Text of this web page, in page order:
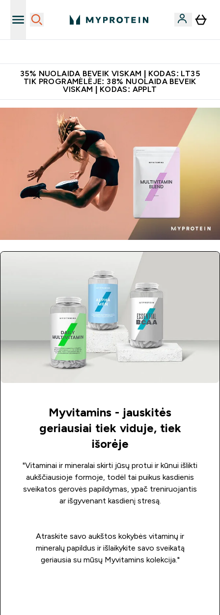
35% NUOLAIDA BEVEIK VISKAM | KODAS: LT35
TIK PROGRAMĖLĖJE: 38% NUOLAIDA BEVEIK
VISKAM | KODAS: APPLT
Myvitamins - jauskitės
geriausiai tiek viduje, tiek
išorėje
"Vitaminai ir mineralai skirti jūsų protui ir kūnui išlikti
aukščiausioje formoje, todėl tai puikus kasdienis
sveikatos gerovės papildymas, ypač treniruojantis
ar išgyvenant kasdienį stresą.
Atraskite savo aukštos kokybės vitaminų ir
mineralų papildus ir išlaikykite savo sveikatą
geriausia su mūsų Myvitamins kolekcija."